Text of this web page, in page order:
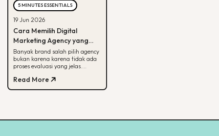
5 MINUTES ESSENTIALS
19 Jun 2026
Cara Memilih Digital
Marketing Agency yang
Tepat untuk Bisnis Kamu
Banyak brand salah pilih agency
bukan karena karena tidak ada
proses evaluasi yang jelas.
menilai agency dari spesialisasi,
track record, hingga
Read More